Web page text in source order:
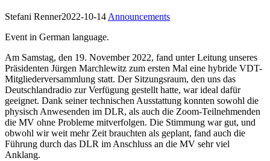
Stefani Renner2022-10-14 Announcements
Event in German language.
Am Samstag, den 19. November 2022, fand unter Leitung unseres
Präsidenten Jürgen Marchlewitz zum ersten Mal eine hybride VDT-
Mitgliederversammlung statt. Der Sitzungsraum, den uns das
Deutschlandradio zur Verfügung gestellt hatte, war ideal dafür
geeignet. Dank seiner technischen Ausstattung konnten sowohl die
physisch Anwesenden im DLR, als auch die Zoom-Teilnehmenden
die MV ohne Probleme mitverfolgen. Die Stimmung war gut, und
obwohl wir weit mehr Zeit brauchten als geplant, fand auch die
Führung durch das DLR im Anschluss an die MV sehr viel
Anklang.